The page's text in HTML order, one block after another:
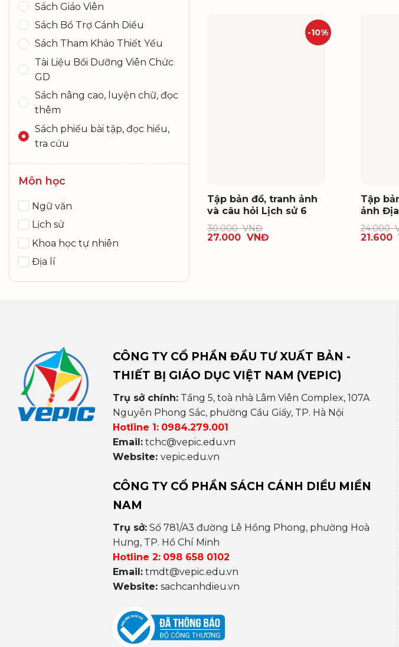
Sách Giáo Viên
Sách Bổ Trợ Cánh Diều
Sách Tham Khảo Thiết Yếu
Tài Liệu Bồi Dưỡng Viên Chức
GD
Sách nâng cao, luyện chữ, đọc
thêm
Sách phiếu bài tập, đọc hiểu,
tra cứu
Môn học
Ngữ văn
Lịch sử
Khoa học tự nhiên
Địa lí
-10%
Tập bản đồ, tranh ảnh
và câu hỏi Lịch sử 6
30.000VNĐ
27.000 VNĐ
Tập
ảnh Địa
thực
24.000
21.600
CÔNG TY CỔ PHẦN ĐẦU TƯ XUẤT BẢN -
THIẾT BỊ GIÁO DỤC VIỆT NAM (VEPIC)
Trụ sở chính:Tầng 5, toà nhà Lâm Viên Complex, 107A
Nguyễn Phong Sắc, phường Cầu Giấy, TP. Hà Nội
Hotline 1: 0984.279.001
Email: tchc@vepic.edu.vn
Website: vepic.edu.vn
CÔNG TY CỔ PHẦN SÁCH CÁNH DIỀU MIỀN
NAM
Trụ sở:Số 781/A3 đường Lê Hồng Phong, phường Hoà
Hưng, TP. Hồ Chí Minh
Hotline 2: 098 658 0102
Email: tmdt@vepic.edu.vn
Website: sachcanhdieu.vn